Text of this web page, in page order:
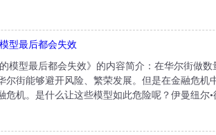
型最后都会失效
模型最后都会失效》的内容简介：在华尔街做
尔街能够避开风险、繁荣发展。但是在金融危机
危机。是什么让这些模型如此危险呢？伊曼纽尔•